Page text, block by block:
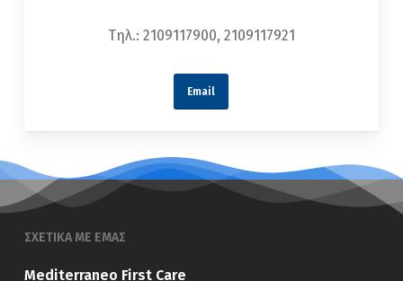
Τηλ.: 2109117900, 2109117921
Email
ΣΧΕΤΙΚΑ ΜΕ ΕΜΑΣ
Mediterraneo First Care